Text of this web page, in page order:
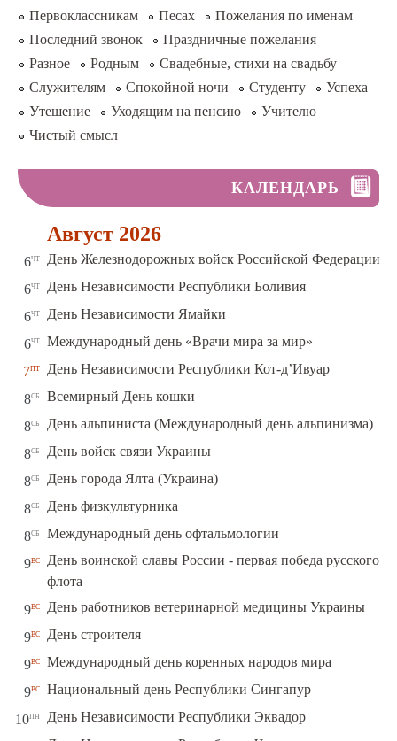
Первоклассникам
Песах
Пожелания по именам
Последний звонок
Праздничные пожелания
Разное
Родным
Свадебные, стихи на свадьбу
Служителям
Спокойной ночи Студенту
Успеха
Утешение
Уходящим на пенсию
Учителю
Чистый смысл
КАЛЕНДАРЬ
Август 2026
6чт День Железнодорожных войск Российской Федерации
6чт День Независимости Республики Боливия
6чт День Независимости Ямайки
6чт Международный день «Врачи мира за мир»
7пт День Независимости Республики Кот-д’Ивуар
8сб Всемирный День кошки
8сб День альпиниста (Международный день альпинизма)
8сб День войск связи Украины
8сб День города Ялта (Украина)
8сб День физкультурника
8сб Международный день офтальмологии
9вс
День воинской славы России - первая победа русского
флота
9вс День работников ветеринарной медицины Украины
9вс День строителя
9вс Международный день коренных народов мира
9вс Национальный день Республики Сингапур
10пн День Независимости Республики Эквадор